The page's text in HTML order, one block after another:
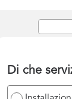
Di che